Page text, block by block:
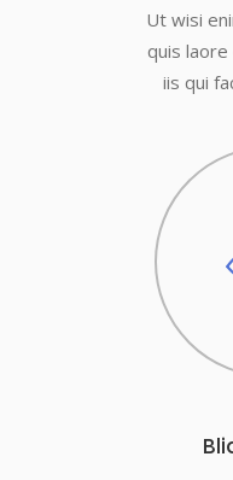
Ut wisi
quis
iis qui